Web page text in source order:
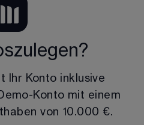
Ihr Konto inklusive
Konto mit einem
von 10.000 €.